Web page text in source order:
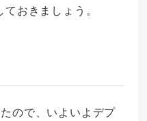
おきましょう。
ので、いよいよデプ